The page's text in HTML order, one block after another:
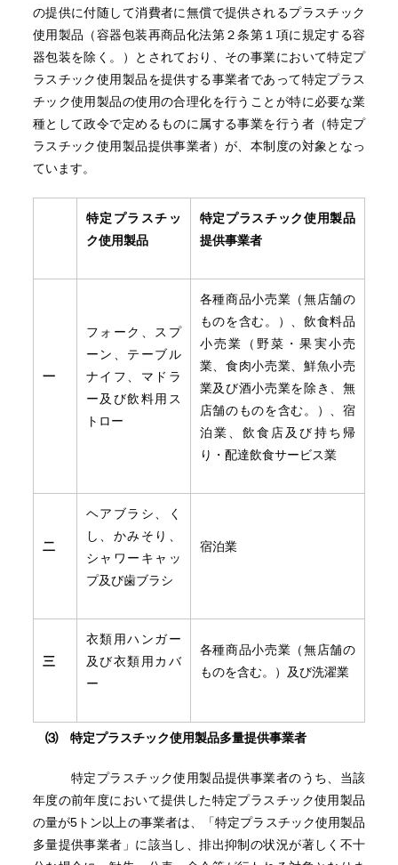
の提供に付随して消費者に無償で提供されるプラスチック
使用製品（容器包装再商品化法第２条第１項に規定する容
器包装を除く。）とされており、その事業において特定プ
ラスチック使用製品を提供する事業者であって特定プラス
チック使用製品の使用の合理化を行うことが特に必要な業
種として政令で定めるものに属する事業を行う者（特定プ
ラスチック使用製品提供事業者）が、本制度の対象となっ
ています。
特定プラスチッ
ク使用製品
特定プラスチック使用製品
提供事業者
一
フォーク、スプ
ーン、テーブル
ナイフ、マドラ
ー及び飲料用ス
トロー
各種商品小売業（無店舗の
ものを含む。）、飲食料品
小売業（野菜・果実小売
業、食肉小売業、鮮魚小売
業及び酒小売業を除き、無
店舗のものを含む。）、宿
泊業、飲食店及び持ち帰
り・配達飲食サービス業
二
ヘアブラシ、く
し、かみそり、
シャワーキャッ
プ及び歯ブラシ
宿泊業
三
衣類用ハンガー
及び衣類用カバ
ー
各種商品小売業（無店舗の
ものを含む。）及び洗濯業
⑶ 特定プラスチック使用製品多量提供事業者
特定プラスチック使用製品提供事業者のうち、当該
年度の前年度において提供した特定プラスチック使用製品
の量が5トン以上の事業者は、「特定プラスチック使用製品
多量提供事業者」に該当し、排出抑制の状況が著しく不十